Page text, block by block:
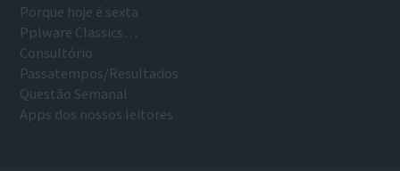
Porque hoje é sexta
Pplware Classics…
Consultório
Passatempos/Resultados
Questão Semanal
Apps dos nossos leitores